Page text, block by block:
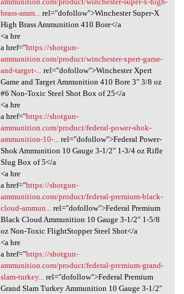
brass-amm...rel="dofollow">Winchester Super-X
High Brass Ammunition 410 Bore</a
<a hre
a href="https://shotgun-
ammunition.com/product/winchester-xpert-game-
and-target-...rel="dofollow">Winchester Xpert
Game and Target Ammunition 410 Bore 3″ 3/8 oz
#6 Non-Toxic Steel Shot Box of 25</a
<a hre
a href="https://shotgun-
ammunition.com/product/federal-power-shok-
ammunition-10-...rel="dofollow">Federal Power-
Shok Ammunition 10 Gauge 3-1/2″ 1-3/4 oz Rifle
Slug Box of 5</a
<a hre
a href="https://shotgun-
ammunition.com/product/federal-premium-black-
cloud-ammun...rel="dofollow">Federal Premium
Black Cloud Ammunition 10 Gauge 3-1/2″ 1-5/8
oz Non-Toxic FlightStopper Steel Shot</a
<a hre
a href="https://shotgun-
ammunition.com/product/federal-premium-grand-
slam-turkey...rel="dofollow">Federal Premium
Grand Slam Turkey Ammunition 10 Gauge 3-1/2″